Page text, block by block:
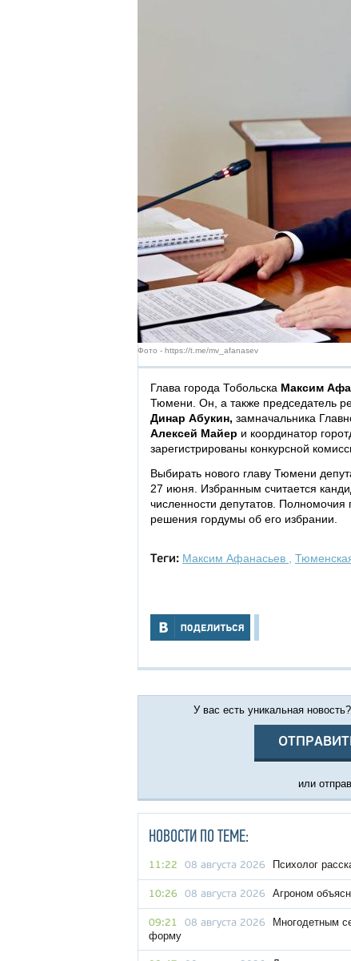
Фото - https://t.me/mv_afanasev
Глава города Тобольска Максим
Тюмени. Он, а также председатель
Динар Абукин, замначальника
Алексей Майер и координатор
зарегистрированы конкурсной
Выбирать нового главу Тюмени
27 июня. Избранным считается
численности депутатов.
решения гордумы об его избрании.
Теги: Максим Афанасьев
У вас есть уникальная
или
НОВОСТИ ПО ТЕМЕ:
11:22 08 августа 2026 Психолог
10:26 08 августа 2026 Агроном
09:21 08 августа 2026
Многодетным
форму